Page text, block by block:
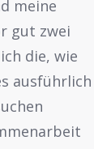
meine
gut zwei
die, wie
ausführlich